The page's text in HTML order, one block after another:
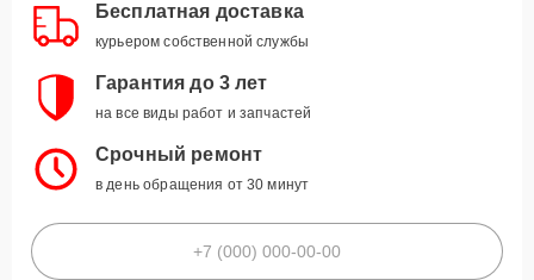
Бесплатная доставка
курьером собственной службы
Гарантия до 3 лет
на все виды работ и запчастей
Срочный ремонт
в день обращения от 30 минут